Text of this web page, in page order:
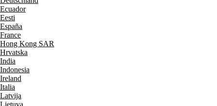
Ecuador
Eesti
España
France
Hong Kong SAR
Hrvatska
India
Indonesia
Ireland
Italia
Latvija
Lietuva